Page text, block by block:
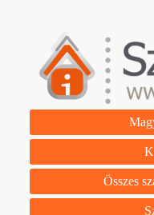
Összes